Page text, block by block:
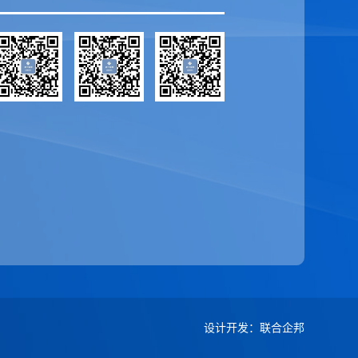
设计开发 ： 联合企邦